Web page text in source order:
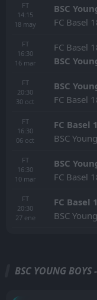
FT
14:15
18 may
BSC
FC Basel
FT
16:30
16 mar
FC Basel
BSC
FT
20:30
30 oct
BSC
FC Basel
FT
16:30
06 oct
FC Basel
BSC
FT
16:30
10 mar
BSC
FC Basel
FT
20:30
27 ene
FC Basel
BSC
BSC YOUNG BOYS